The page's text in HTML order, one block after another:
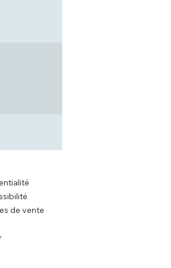
de vente